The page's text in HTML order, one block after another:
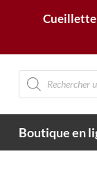
Cueillette
Recherche
de
produits
Boutique en